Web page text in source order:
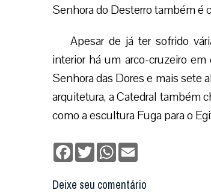
Senhora do Desterro também é
Apesar de já ter sofrido
interior há um arco-cruzeiro
Senhora das Dores e mais sete
arquitetura, a Catedral também
como a escultura Fuga para o
Facebook
TwitterWhatsApp
Deixe seu comentário